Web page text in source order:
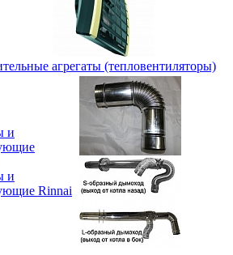
агрегаты (тепловентиляторы)
и
и
Rinnai